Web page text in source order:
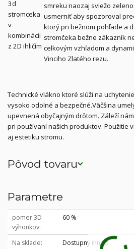
smreku naozaj sviežo
usmerniť aby spozoroval
ktorý pri bežnom pohľade a
stromčeka bežne zákazník
celkovým vzhľadom a
Vinciho Zlatého rezu.
Technické vlákno ktoré slúži na
vysoko odolné a bezpečné.Väčšina
upevnená obyčajným drôtom. Záleží
pri používaní našich produktov. Použitie
aj estetiku stromu.
Pôvod tovaru
Parametre
pomer 3D
výhonkov
60 %
Na sklade Dostupný ihneď